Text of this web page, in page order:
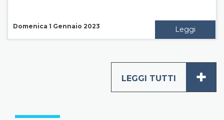
Domenica 1 Gennaio 2023 Leggi
LEGGI TUTTI +